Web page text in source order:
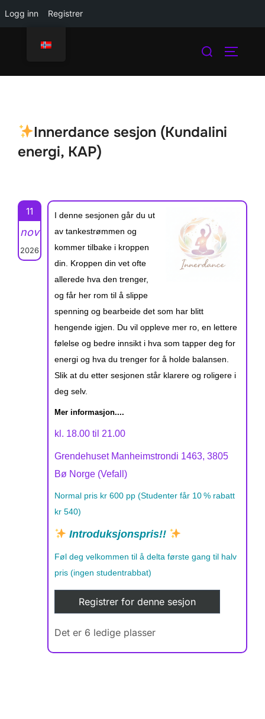
Logg inn Registrer
Search
Innerdance sesjon (Kundalini
energi, KAP)
11
nov
2026
I denne sesjonen går du ut
av tankestrømmen og
kommer tilbake i kroppen
din. Kroppen din vet ofte
allerede hva den trenger,
og får her rom til å slippe
spenning og bearbeide det som har blitt
hengende igjen. Du vil oppleve mer ro, en lettere
følelse og bedre innsikt i hva som tapper deg for
energi og hva du trenger for å holde balansen.
Slik at du etter sesjonen står klarere og roligere i
deg selv.
Mer informasjon....
kl. 18.00 til 21.00
Grendehuset Manheimstrondi 1463, 3805
Bø Norge (Vefall)
Normal pris kr 600 pp (Studenter får 10 % rabatt
kr 540)
Introduksjonspris!!
Føl deg velkommen til å delta første gang til halv
pris (ingen studentrabbat)
Registrer for denne sesjon
Det er 6 ledige plasser